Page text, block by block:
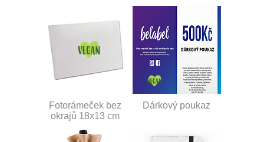
Fotorámeček bez
okrajů 18x13 cm
Dárkový poukaz